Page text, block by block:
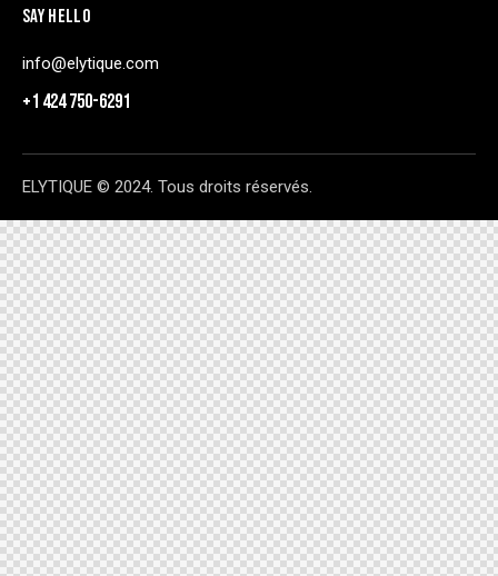
SAY HELLO
info@elytique.com
+1 424 750-6291
ELYTIQUE © 2024. Tous droits réservés.